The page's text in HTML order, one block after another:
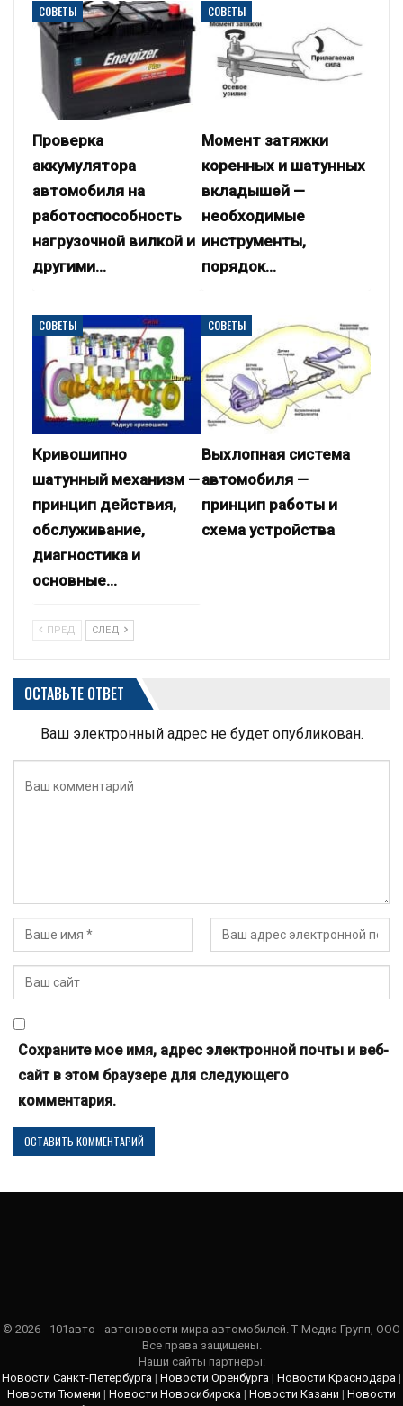
СОВЕТЫ
Проверка
аккумулятора
автомобиля на
работоспособность
нагрузочной вилкой и
другими…
СОВЕТЫ
Момент затяжки
коренных и шатунных
вкладышей —
необходимые
инструменты,
порядок…
СОВЕТЫ
Кривошипно
шатунный механизм —
принцип действия,
обслуживание,
диагностика и
основные…
СОВЕТЫ
Выхлопная система
автомобиля —
принцип работы и
схема устройства
ПРЕД СЛЕД
ОСТАВЬТЕ ОТВЕТ
Ваш электронный адрес не будет опубликован.
Сохраните мое имя, адрес электронной почты и веб-
сайт в этом браузере для следующего
комментария.
© 2026 - 101авто - автоновости мира автомобилей. Т-Медиа Групп, ООО
Все права защищены.
Наши сайты партнеры:
Новости Санкт-Петербурга | Новости Оренбурга | Новости Краснодара |
Новости Тюмени | Новости Новосибирска | Новости Казани | Новости